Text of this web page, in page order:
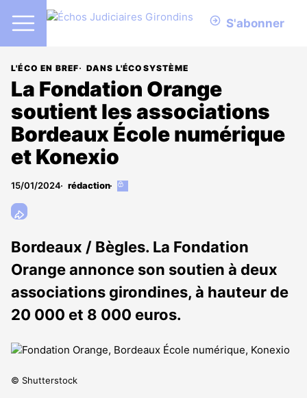
S'abonner
L'ÉCO EN BREF DANS L'ÉCOSYSTÈME
La Fondation Orange
soutient les associations
Bordeaux École numérique
et Konexio
15/01/2024 rédaction
Cet
abonnés
Bordeaux / Bègles. La Fondation
Orange annonce son soutien à deux
associations girondines, à hauteur de
20 000 et 8 000 euros.
© Shutterstock